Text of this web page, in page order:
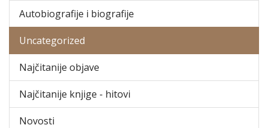
Autobiografije i biografije
Uncategorized
Najčitanije objave
Najčitanije knjige - hitovi
Novosti